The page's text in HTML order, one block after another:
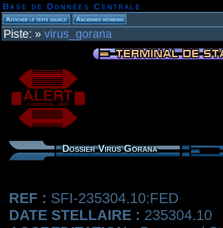
Base de Données Centrale
Piste: » virus_gorana
Dossier Virus Gorana
REF : SFI-235304.10:FED
DATE STELLAIRE : 235304.10